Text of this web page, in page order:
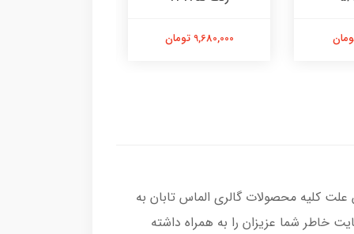
9,680,000 تومان
کلیه محصولات گالری الماس تابان به
خاطر شما عزیزان را به همراه داشته